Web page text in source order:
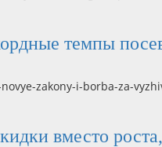
темпы
вместо